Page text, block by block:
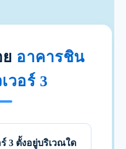
อาคารชิน
วอร์ 3
3 ตั้งอยู่บริเวณใด